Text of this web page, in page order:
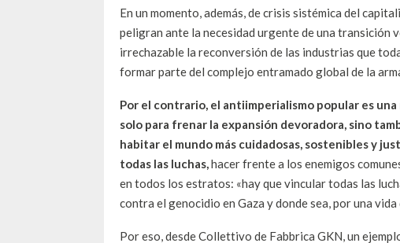
En un momento, además, de crisis sistémica del
peligran ante la necesidad urgente de una transición
irrechazable la reconversión de las industrias que
formar parte del complejo entramado global de la
Por el contrario, el antiimperialismo popular es
solo para frenar la expansión devoradora, sino
habitar el mundo más cuidadosas, sostenibles y
todas las luchas,hacer frente a los enemigos
en todos los estratos: «hay que vincular todas las
contra el genocidio en Gaza y donde sea, por una
Por eso, desde Collettivo de Fabbrica GKN, un